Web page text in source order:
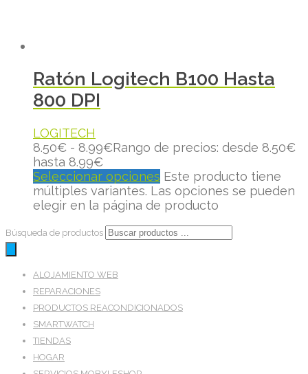
Ratón Logitech B100 Hasta
800 DPI
LOGITECH
8.50€ - 8.99€Rango de precios: desde 8.50€
hasta 8.99€
Seleccionar opciones Este producto tiene
múltiples variantes. Las opciones se pueden
elegir en la página de producto
Búsqueda de productos
ALOJAMIENTO WEB
REPARACIONES
PRODUCTOS REACONDICIONADOS
SMARTWATCH
TIENDAS
HOGAR